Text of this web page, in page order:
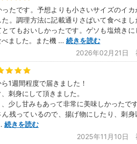
ったです。予想よりも小さいサイズのイカ
。調理方法に記載通りさばいて食べまし
とてもおいしかったです。ゲソも塩焼き
ました。また機 ... 続きを読む
2026年02月21日
1週間程度で届きました！
刺身にして頂きました。
少し甘みもあって非常に美味しかったです
ん残っているので、揚げ物にしたり、刺
続きを読む
2025年11月10日